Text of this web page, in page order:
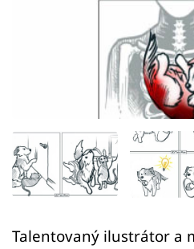
Sledujte prima+
Přihlášení
Sledujte nás
Talentovaný ilustrátor a